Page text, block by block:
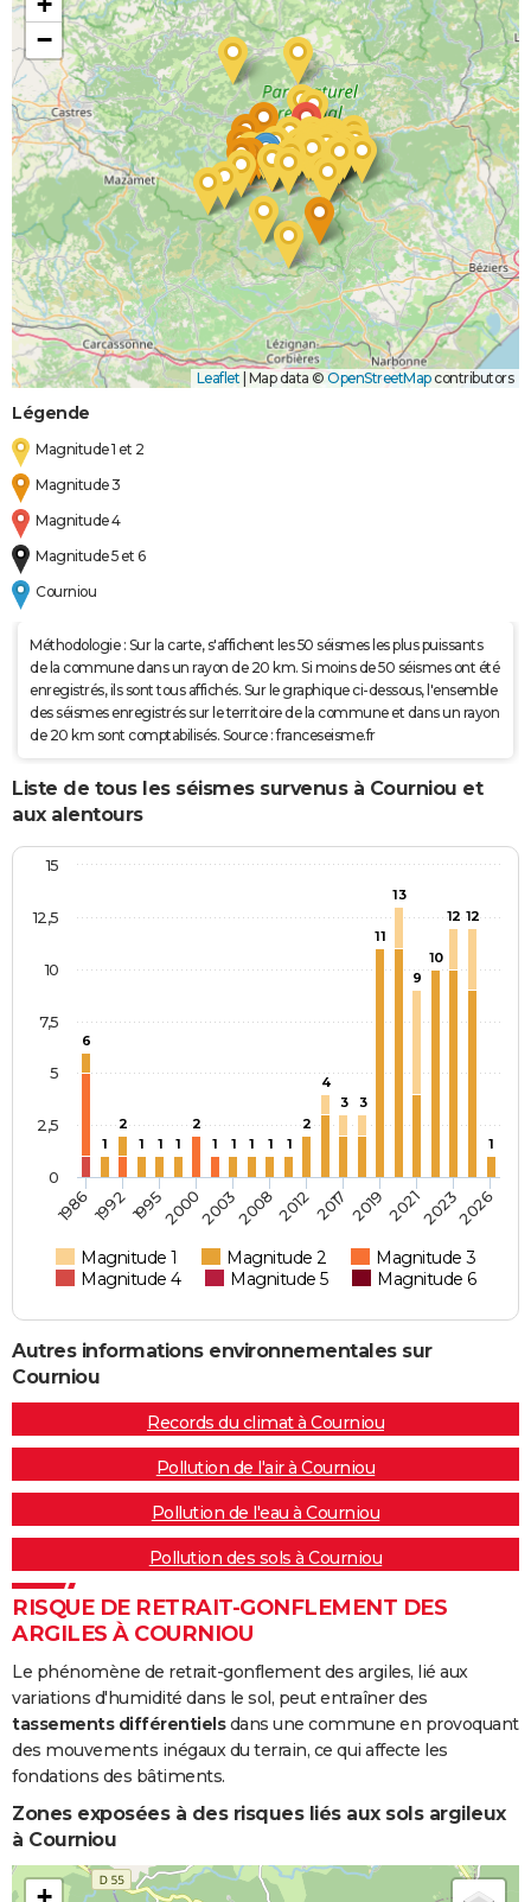
−
Leaflet Map data © OpenStreetMapcontributors
Légende
Magnitude 1 et 2
Magnitude 3
Magnitude 4
Magnitude 5 et 6
Courniou
Méthodologie : Sur la carte, s'affichent les 50 séismes les plus puissants
de la commune dans un rayon de 20 km. Si moins de 50 séismes ont été
enregistrés, ils sont tous affichés. Sur le graphique ci-dessous, l'ensemble
des séismes enregistrés sur le territoire de la commune et dans un rayon
de 20 km sont comptabilisés. Source : franceseisme.fr
Liste de tous les séismes survenus à Courniou et
aux alentours
6
1
2
1
1 1
2
1
1 1 1 1
2
4
3
3
11
13
9
10
12 12
1
Magnitude 1 Magnitude 2
Magnitude 3
Magnitude 4
Magnitude 5 Magnitude 6
19861992199520002003200820122017 2019202120232026
0
2,5
5
7,5
10
12,5
15
Autres informations environnementales sur
Courniou
Records du climat à Courniou
Pollution de l'air à Courniou
Pollution de l'eau à Courniou
Pollution des sols à Courniou
RISQUE DE RETRAIT-GONFLEMENT DES
ARGILES À COURNIOU
Le phénomène de retrait-gonflement des argiles, lié aux
variations d'humidité dans le sol, peut entraîner des
tassements différentielsdans une commune en provoquant
des mouvements inégaux du terrain, ce qui affecte les
fondations des bâtiments.
Zones exposées à des risques liés aux sols argileux
à Courniou